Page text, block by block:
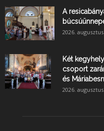
A
2026. augusztus
Két
csoport
és
2026. augusztus